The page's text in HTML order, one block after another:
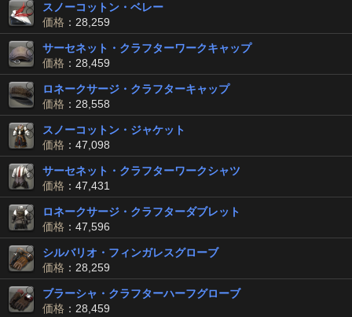
スノーコットン・ベレー
価格 ：28,259
サーセネット・クラフターワークキャップ
価格 ：28,459
ロネークサージ・クラフターキャップ
価格 ：28,558
スノーコットン・ジャケット
価格 ：47,098
サーセネット・クラフターワークシャツ
価格 ：47,431
ロネークサージ・クラフターダブレット
価格 ：47,596
シルバリオ・フィンガレスグローブ
価格 ：28,259
ブラーシャ・クラフターハーフグローブ
価格 ：28,459